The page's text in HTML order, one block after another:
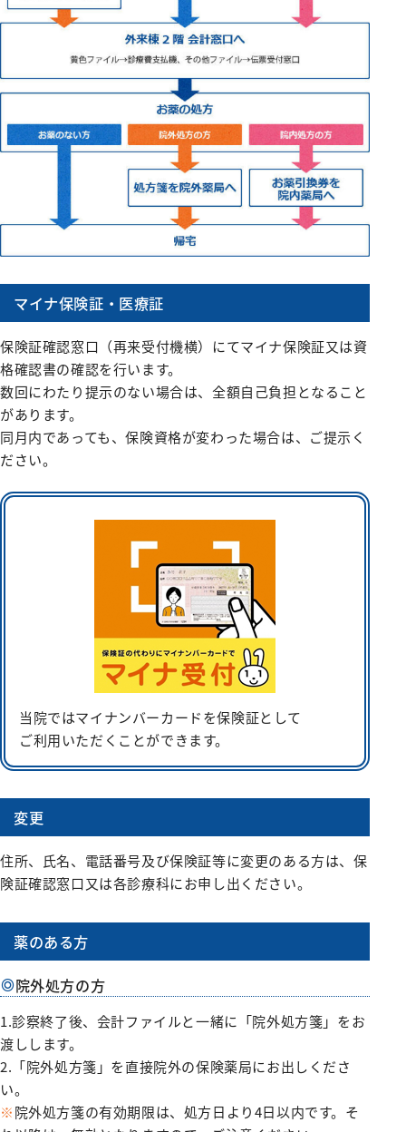
マイナ保険証・医療証
保険証確認窓口（再来受付機横）にてマイナ保険証又は資
格確認書の確認を行います。
数回にわたり提示のない場合は、全額自己負担となること
があります。
同月内であっても、保険資格が変わった場合は、ご提示く
ださい。
当院ではマイナンバーカードを保険証として
ご利用いただくことができます。
変更
住所、氏名、電話番号及び保険証等に変更のある方は、保
険証確認窓口又は各診療科にお申し出ください。
薬のある方
院外処方の方
1.診察終了後、会計ファイルと一緒に「院外処方箋」をお
渡しします。
2.「院外処方箋」を直接院外の保険薬局にお出しくださ
い。
※院外処方箋の有効期限は、処方日より4日以内です。そ